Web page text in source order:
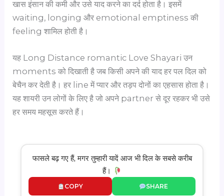
खास इंसान की कमी और उसे याद करने का दर्द होता है। इसमें
waiting, longing और emotional emptiness की
feeling शामिल होती है।
यह Long Distance romantic Love Shayari उन
moments को दिखाती है जब किसी अपने की याद हर पल दिल को
बेचैन कर देती है। हर line में प्यार और तड़प दोनों का एहसास होता है।
यह शायरी उन लोगों के लिए है जो अपने partner से दूर रहकर भी उसे
हर समय महसूस करते हैं।
फासले बढ़ गए हैं, मगर तुम्हारी यादें आज भी दिल के सबसे करीब
हैं।
COPY SHARE